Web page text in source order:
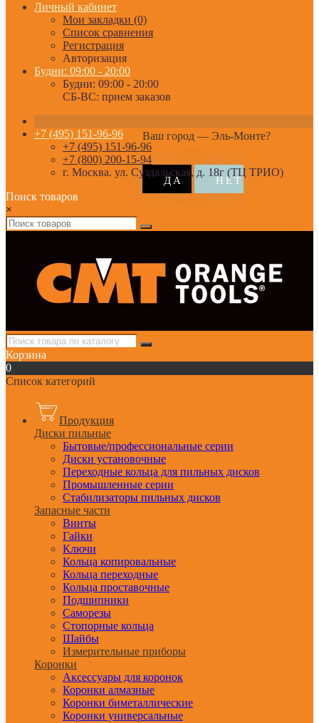
Личный кабинет
Мои закладки (0)
Список сравнения
Регистрация
Авторизация
Будни: 09:00 - 20:00
Будни: 09:00 - 20:00
СБ-ВС: прием заказов
Ваш город — Эль-Монте?
+7 (495) 151-96-96
+7 (495) 151-96-96
+7 (800) 200-15-94
г. Москва. ул. Суздальская, д. 18г (ТЦ ТРИО)
Поиск товаров
×
Корзина
0
Список категорий
Продукция
Диски пильные
Бытовые/профессиональные серии
Диски установочные
Переходные кольца для пильных дисков
Промышленные серии
Стабилизаторы пильных дисков
Запасные части
Винты
Гайки
Ключи
Кольца копировальные
Кольца переходные
Кольца проставочные
Подшипники
Саморезы
Стопорные кольца
Шайбы
Измерительные приборы
Коронки
Аксессуары для коронок
Коронки алмазные
Коронки биметаллические
Коронки универсальные